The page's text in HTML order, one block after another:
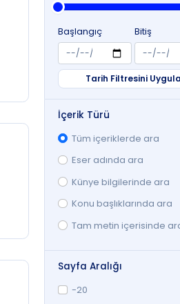
Sıralamayı Kaydet
Başlangıç Bitiş
Tarih Filtresini Uygula
İçerik Türü
Tüm içeriklerde ara
Eser adında ara
Künye bilgilerinde ara
Konu başlıklarında ara
Tam metin içerisinde
Sayfa Aralığı
-20